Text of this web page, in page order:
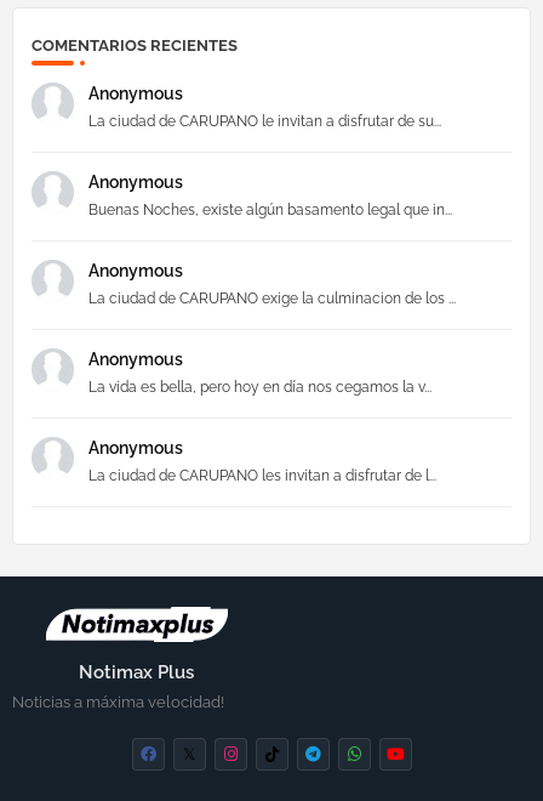
COMENTARIOS RECIENTES
Anonymous
La ciudad de CARUPANO le invitan a disfrutar de su...
Anonymous
Buenas Noches, existe algún basamento legal que in...
Anonymous
La ciudad de CARUPANO exige la culminacion de los ...
Anonymous
La vida es bella, pero hoy en día nos cegamos la v...
Anonymous
La ciudad de CARUPANO les invitan a disfrutar de l...
Notimax Plus
Noticias a máxima velocidad!